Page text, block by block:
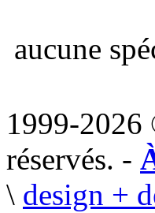
aucune
1999-
réservés. -
\ design +